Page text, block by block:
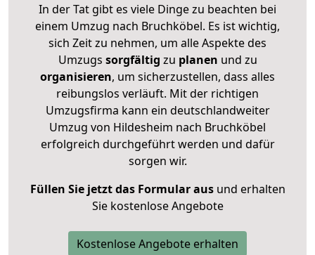
In der Tat gibt es viele Dinge zu beachten bei
einem Umzug nach Bruchköbel. Es ist wichtig,
sich Zeit zu nehmen, um alle Aspekte des
Umzugs sorgfältig zu planen und zu
organisieren, um sicherzustellen, dass alles
reibungslos verläuft. Mit der richtigen
Umzugsfirma kann ein deutschlandweiter
Umzug von Hildesheim nach Bruchköbel
erfolgreich durchgeführt werden und dafür
sorgen wir.
Füllen Sie jetzt das Formular ausund erhalten
Sie kostenlose Angebote
Kostenlose Angebote erhalten